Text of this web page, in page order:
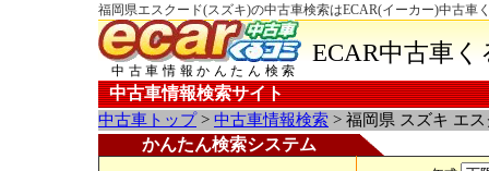
福岡県エスクード(スズキ)の中古車検索はECAR(イーカー)中古車
中古車情報かんたん検索
ECAR中古車
中古車情報検索サイト
中古車トップ> 中古車情報検索 > 福岡県 スズキ エ
かんたん検索システム